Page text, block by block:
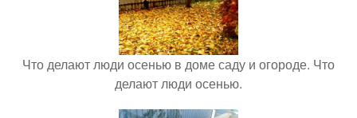
Что делают люди осенью в доме саду и огороде. Что
делают люди осенью.